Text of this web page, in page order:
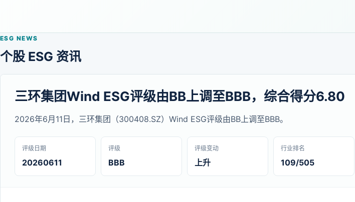
ESG NEWS
个股 ESG 资讯
三环集团Wind ESG评级由BB上调至BBB，综合得分6.80
2026年6月11日，三环集团（300408.SZ）Wind ESG评级由BB上调至BBB。
评级日期
20260611
评级
BBB
评级变动
上升
行业排名
109/505